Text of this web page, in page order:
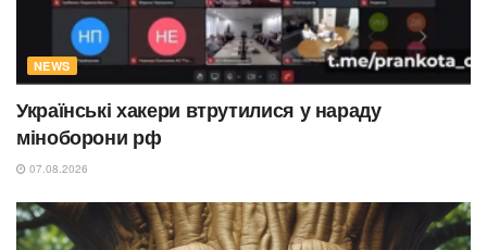
NEWS
Українські хакери втрутилися у нараду
міноборони рф
07.08.2026